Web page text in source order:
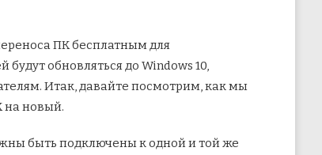
ПК бесплатным для
обновляться до Windows 10,
Итак, давайте посмотрим, как мы
на новый.
быть подключены к одной и той же